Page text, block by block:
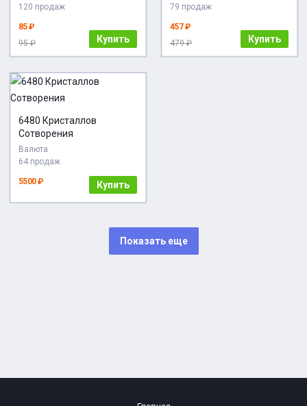
120 продаж
85 ₽
95 ₽
Купить
79 продаж
457 ₽
479 ₽
Купить
6480 Кристаллов
Сотворения
Валюта
64 продаж
5500 ₽ Купить
Показать еще